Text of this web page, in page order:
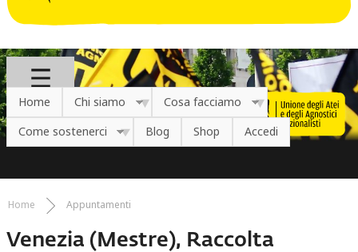
Home Chi siamo
Cosa facciamo
Come sostenerci
Blog Shop Accedi
Tu sei qui
Home Appuntamenti
Venezia (Mestre), Raccolta